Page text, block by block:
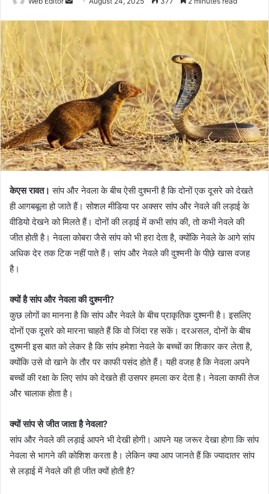
केएस रावत। सांप और नेवला के बीच ऐसी दुश्मनी है कि दोनों एक दूसरे को देखते
ही आगबबूला हो जाते हैं। सोशल मीडिया पर अक्सर सांप और नेवले की लड़ाई के
वीडियो देखने को मिलते हैं। दोनों की लड़ाई में कभी सांप की, तो कभी नेवले की
जीत होती है। नेवला कोबरा जैसे सांप को भी हरा देता है, क्योंकि नेवले के आगे सांप
अधिक देर तक टिक नहीं पाते हैं। सांप और नेवले की दुश्मनी के पीछे खास वजह
है।
क्यों है सांप और नेवला की दुश्मनी?
कुछ लोगों का मानना है कि सांप और नेवले के बीच प्राकृतिक दुश्मनी है। इसलिए
दोनों एक दूसरे को मारना चाहते हैं कि वो जिंदा रह सकें। दरअसल, दोनों के बीच
दुश्मनी इस बात को लेकर है कि सांप हमेशा नेवले के बच्चों का शिकार कर लेता है,
क्योंकि उसे वो खाने के तौर पर काफी पसंद होते हैं। यही वजह है कि नेवला अपने
बच्चों की रक्षा के लिए सांप को देखते ही उसपर हमला कर देता है। नेवला काफी तेज
और चालाक होता है।
क्यों सांप से जीत जाता है नेवला?
सांप और नेवले की लड़ाई आपने भी देखी होगी। आपने यह जरूर देखा होगा कि सांप
नेवला से भागने की कोशिश करता है। लेकिन क्या आप जानते हैं कि ज्यादातर सांप
से लड़ाई में नेवले की ही जीत क्यों होती है?